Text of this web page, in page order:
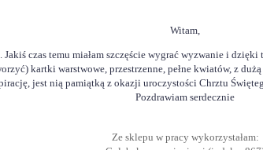
Witam,
czas temu miałam szczęście wygrać wyzwanie i
kartki warstwowe, przestrzenne, pełne kwiatów, z
jest nią pamiątką z okazji uroczystości Chrztu
Pozdrawiam serdecznie
Ze sklepu w pracy wykorzystałam: